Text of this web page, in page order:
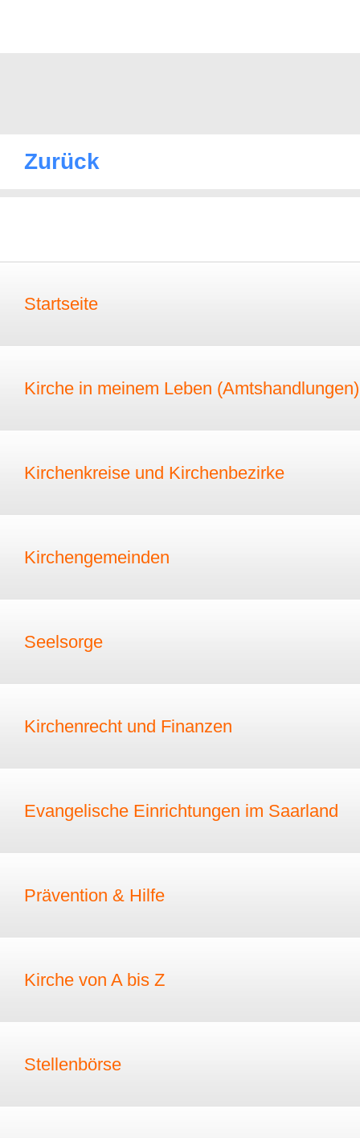
Zurück
Startseite
Kirche in meinem Leben (Amtshandlungen)
Kirchenkreise und Kirchenbezirke
Kirchengemeinden
Seelsorge
Kirchenrecht und Finanzen
Evangelische Einrichtungen im Saarland
Prävention & Hilfe
Kirche von A bis Z
Stellenbörse